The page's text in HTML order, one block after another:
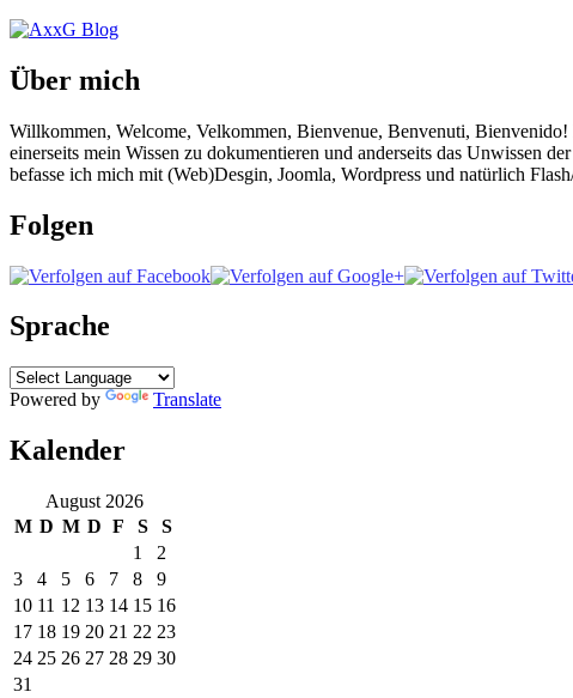
Über mich
Willkommen, Welcome, Velkommen, Bienvenue, Benvenuti,
einerseits mein Wissen zu dokumentieren und anderseits das Unwissen
befasse ich mich mit (Web)Desgin, Joomla, Wordpress und natürlich
Folgen
Sprache
Powered by Translate
Kalender
August 2026
M D M D F S
S
1
2
3
4 5 6 7 8
9
10 11 12 13 14 15 16
17 18 19 20 21 22 23
24 25 26 27 28 29 30
31